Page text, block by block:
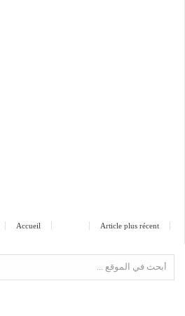
Article plus récent
Accueil